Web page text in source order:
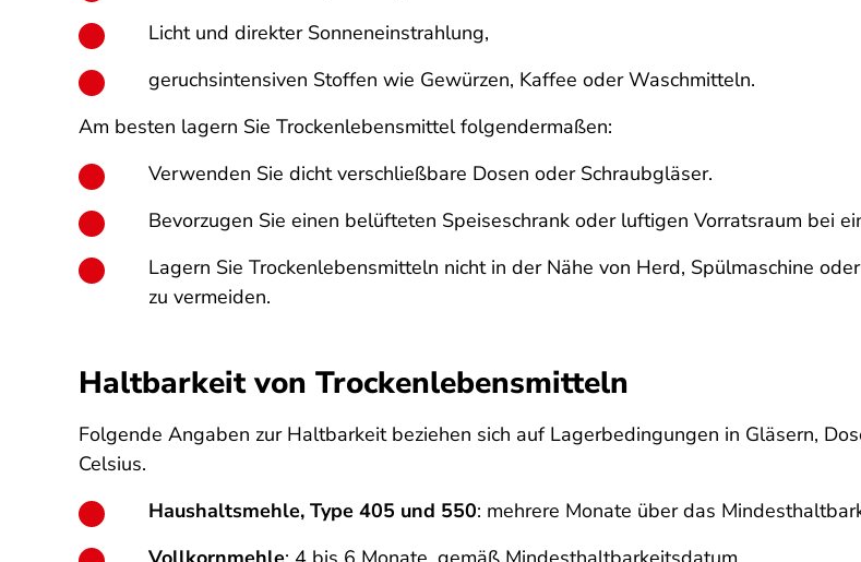
Licht und direkter Sonneneinstrahlung,
geruchsintensiven Stoffen wie Gewürzen, Kaffee oder Waschmitteln.
Am besten lagern Sie Trockenlebensmittel folgendermaßen:
Verwenden Sie dicht verschließbare Dosen oder Schraubgläser.
Bevorzugen Sie einen belüfteten Speiseschrank oder luftigen Vorratsraum bei
Lagern Sie Trockenlebensmitteln nicht in der Nähe von Herd, Spülmaschine
zu vermeiden.
Haltbarkeit von Trockenlebensmitteln
Folgende Angaben zur Haltbarkeit beziehen sich auf Lagerbedingungen in Gläsern,
Celsius.
Haushaltsmehle, Type 405 und 550: mehrere Monate über das